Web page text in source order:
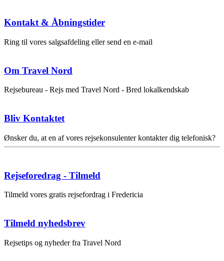
Kontakt & Åbningstider
Ring til vores salgsafdeling eller send en e-mail
Om Travel Nord
Rejsebureau - Rejs med Travel Nord - Bred lokalkendskab
Bliv Kontaktet
Ønsker du, at en af vores rejsekonsulenter kontakter dig telefonisk?
Rejseforedrag - Tilmeld
Tilmeld vores gratis rejsefordrag i Fredericia
Tilmeld nyhedsbrev
Rejsetips og nyheder fra Travel Nord